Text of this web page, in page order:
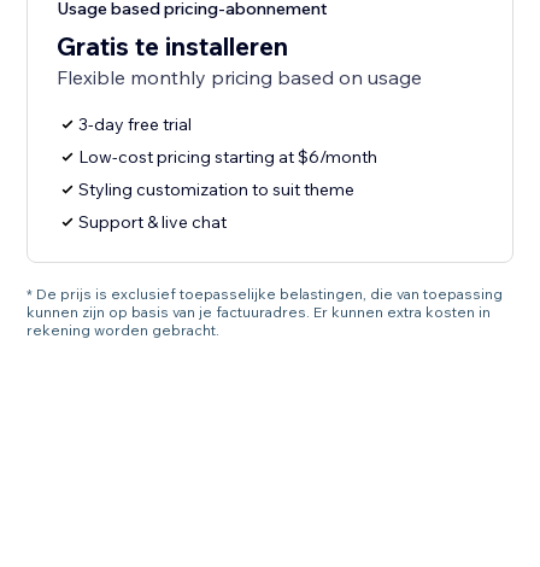
Usage based pricing-abonnement
Gratis te installeren
Flexible monthly pricing based on usage
3-day free trial
Low-cost pricing starting at $6/month
Styling customization to suit theme
Support & live chat
* De prijs is exclusief toepasselijke belastingen, die van toepassing
kunnen zijn op basis van je factuuradres. Er kunnen extra kosten in
rekening worden gebracht.